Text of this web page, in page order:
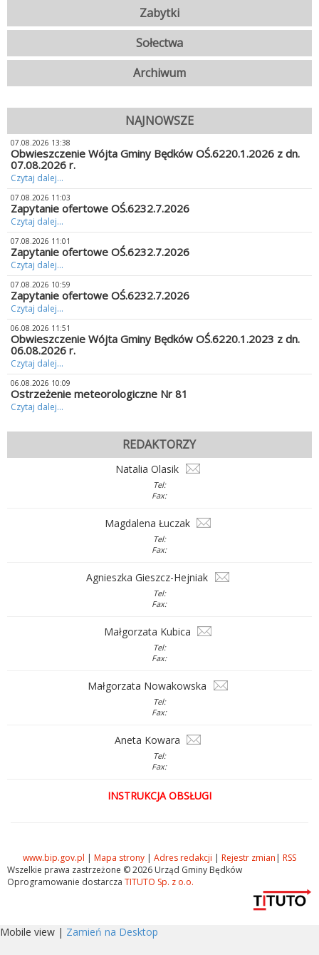
Zabytki
Sołectwa
Archiwum
NAJNOWSZE
07.08.2026 13:38
Obwieszczenie Wójta Gminy Będków OŚ.6220.1.2026 z dn.
07.08.2026 r.
Czytaj dalej...
07.08.2026 11:03
Zapytanie ofertowe OŚ.6232.7.2026
Czytaj dalej...
07.08.2026 11:01
Zapytanie ofertowe OŚ.6232.7.2026
Czytaj dalej...
07.08.2026 10:59
Zapytanie ofertowe OŚ.6232.7.2026
Czytaj dalej...
06.08.2026 11:51
Obwieszczenie Wójta Gminy Będków OŚ.6220.1.2023 z dn.
06.08.2026 r.
Czytaj dalej...
06.08.2026 10:09
Ostrzeżenie meteorologiczne Nr 81
Czytaj dalej...
REDAKTORZY
Natalia Olasik
Tel:
Fax:
Magdalena Łuczak
Tel:
Fax:
Agnieszka Gieszcz-Hejniak
Tel:
Fax:
Małgorzata Kubica
Tel:
Fax:
Małgorzata Nowakowska
Tel:
Fax:
Aneta Kowara
Tel:
Fax:
INSTRUKCJA OBSŁUGI
www.bip.gov.pl | Mapa strony | Adres redakcji | Rejestr zmian | RSS
Wszelkie prawa zastrzeżone © 2026 Urząd Gminy Będków
Oprogramowanie dostarcza TITUTO Sp. z o.o.
Mobile view | Zamień na Desktop